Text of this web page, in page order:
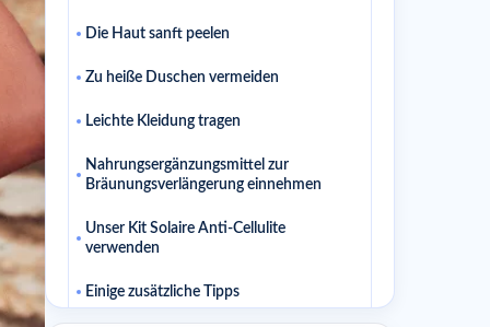
Die Haut sanft peelen
Zu heiße Duschen vermeiden
Leichte Kleidung tragen
Nahrungsergänzungsmittel zur
Bräunungsverlängerung einnehmen
Unser Kit Solaire Anti-Cellulite
verwenden
Einige zusätzliche Tipps